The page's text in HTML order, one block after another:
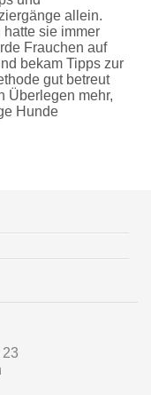
allein.
sie immer
Frauchen auf
bekam Tipps zur
gut betreut
Überlegen mehr,
Hunde